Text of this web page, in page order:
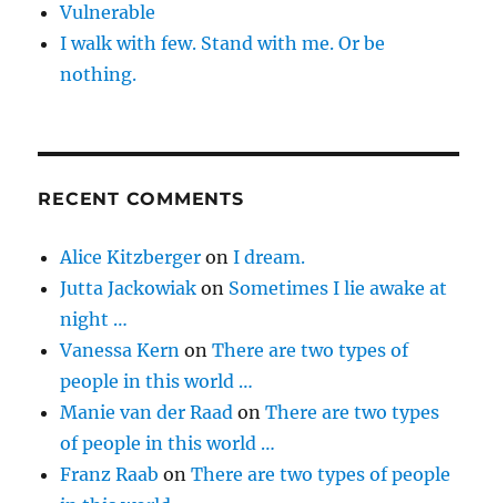
Vulnerable
I walk with few. Stand with me. Or be
nothing.
RECENT COMMENTS
Alice Kitzberger onI dream.
Jutta Jackowiak on Sometimes I lie awake at
night …
Vanessa Kern onThere are two types of
people in this world …
Manie van der Raad onThere are two types
of people in this world …
Franz Raab onThere are two types of people